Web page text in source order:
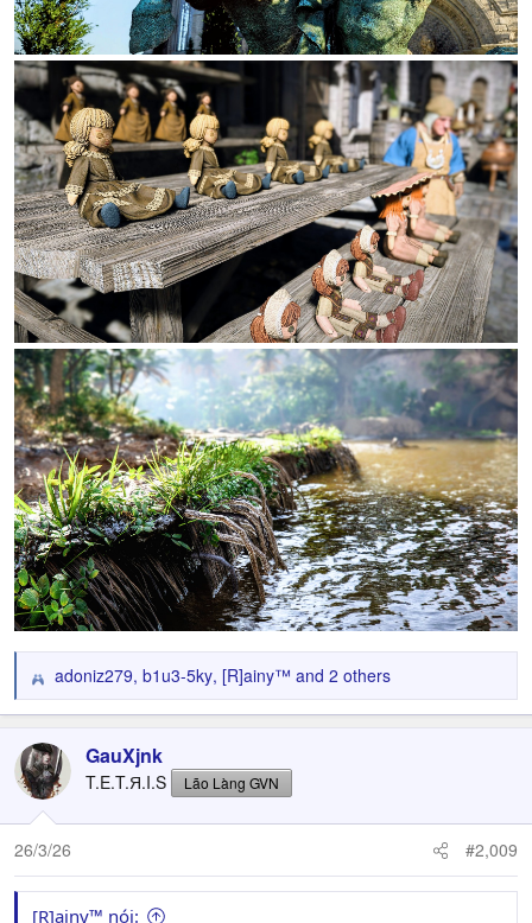
R
e
c
t
i
o
n
:
adoniz279, b1u3-5ky, [R]ainy™ and 2 others
GauXjnk
T.E.T.Я.I.S Lão Làng GVN
26/3/26 #2,009
[R]ainy™ nói: